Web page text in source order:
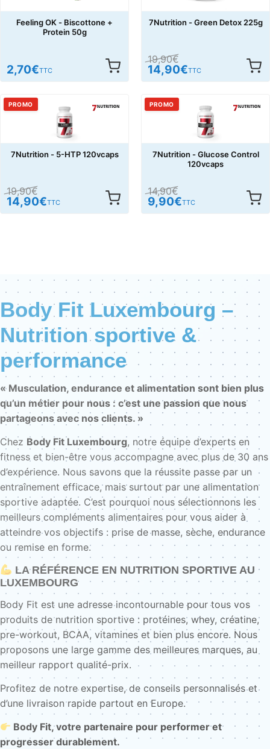
Feeling OK - Biscottone +
Protein 50g
2,70€TTC
7Nutrition - Green Detox 225g
19,90€
14,90€TTC
PROMO
7Nutrition - 5-HTP 120vcaps
19,90€
14,90€TTC
PROMO
7Nutrition - Glucose Control
120vcaps
14,90€
9,90€TTC
Body Fit Luxembourg –
Nutrition sportive &
performance
« Musculation, endurance et alimentation sont bien plus
qu’un métier pour nous : c’est une passion que nous
partageons avec nos clients. »
Chez Body Fit Luxembourg, notre équipe d’experts en
fitness et bien-être vous accompagne avec plus de 30 ans
d’expérience. Nous savons que la réussite passe par un
entraînement efficace, mais surtout par une alimentation
sportive adaptée. C’est pourquoi nous sélectionnons les
meilleurs compléments alimentaires pour vous aider à
atteindre vos objectifs : prise de masse, sèche, endurance
ou remise en forme.
LA RÉFÉRENCE EN NUTRITION SPORTIVE AU
LUXEMBOURG
Body Fit est une adresse incontournable pour tous vos
produits de nutrition sportive : protéines, whey, créatine,
pre-workout, BCAA, vitamines et bien plus encore. Nous
proposons une large gamme des meilleures marques, au
meilleur rapport qualité-prix.
Profitez de notre expertise, de conseils personnalisés et
d’une livraison rapide partout en Europe.
Body Fit, votre partenaire pour performer et
progresser durablement.